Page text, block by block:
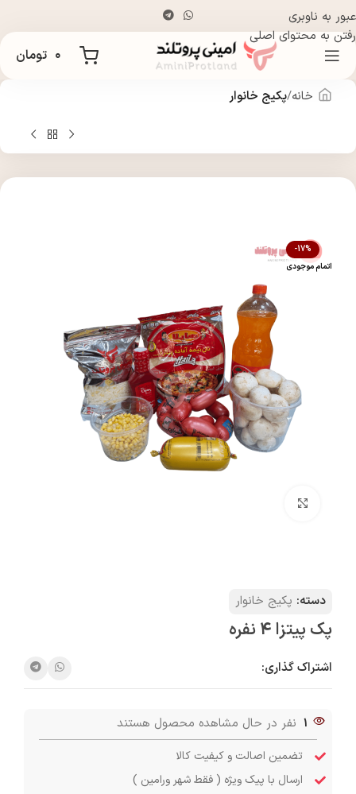
عبور به ناوبری
رفتن به محتوای اصلی
۰ تومان
خانه پکیج خانوار
-17%
اتمام موجودی
دسته: پکیج خانوار
پک پیتزا 4 نفره
اشتراک گذاری:
1 نفر در حال مشاهده محصول هستند
تضمین اصالت و کیفیت کالا
ارسال با پیک ویژه ( فقط شهر ورامین )